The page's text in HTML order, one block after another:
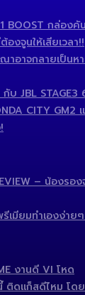
BOOST กล่อง
องจูนให้เสียเวลา!!
าอาจกลายเป็น
บ JBL
CITY
– น้องรอ
เมียมทำเองง่า
งานดี VI โหด
ติดแก็สดีไหม โด